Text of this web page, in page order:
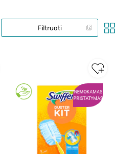
Filtruoti
NEMOKAMAS
PRISTATYMAS